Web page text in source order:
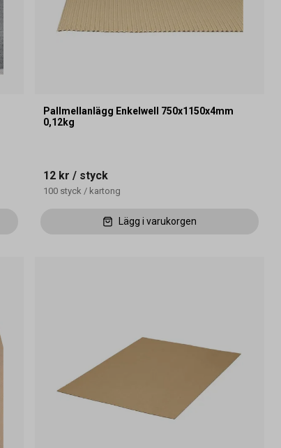
Pallmellanlägg Enkelwell 750x1150x4mm
0,12kg
12 kr / styck
100 styck / kartong
Lägg i varukorgen